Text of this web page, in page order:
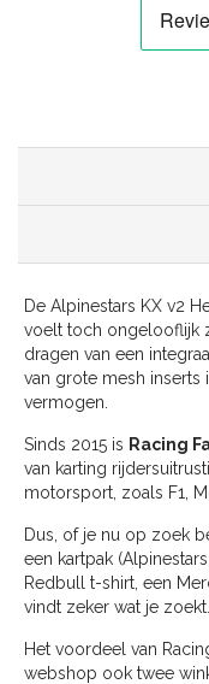
De Alpinestars KX v2
voelt toch ongelooflijk
dragen van een
van grote mesh
vermogen.
Sinds 2015 is Racing
van karting
motorsport, zoals F1,
Dus, of je nu op zoek
een kartpak
Redbull t-shirt, een
vindt zeker wat je zoekt.
Het voordeel van
webshop ook twee